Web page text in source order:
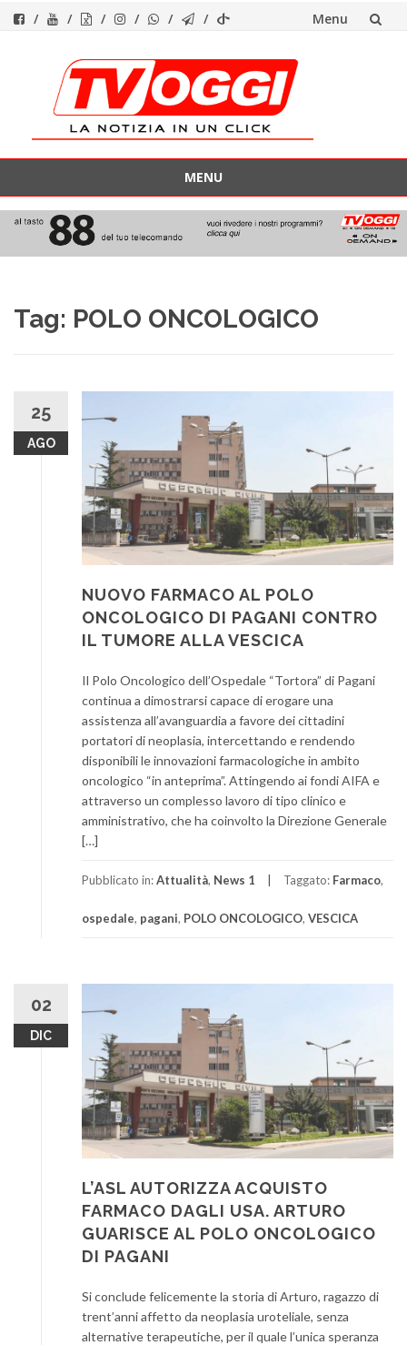
Menu
contenuto
MENU
contenuto
Tag: POLO ONCOLOGICO
25
AGO
NUOVO FARMACO AL POLO
ONCOLOGICO DI PAGANI CONTRO
IL TUMORE ALLA VESCICA
Il Polo Oncologico dell’Ospedale “Tortora” di Pagani
continua a dimostrarsi capace di erogare una
assistenza all’avanguardia a favore dei cittadini
portatori di neoplasia, intercettando e rendendo
disponibili le innovazioni farmacologiche in ambito
oncologico “in anteprima”. Attingendo ai fondi AIFA e
attraverso un complesso lavoro di tipo clinico e
amministrativo, che ha coinvolto la Direzione Generale
[…]
Pubblicato in:Attualità, News 1 Taggato: Farmaco,
ospedale, pagani, POLO ONCOLOGICO, VESCICA
02
DIC
L’ASL AUTORIZZA ACQUISTO
FARMACO DAGLI USA. ARTURO
GUARISCE AL POLO ONCOLOGICO
DI PAGANI
Si conclude felicemente la storia di Arturo, ragazzo di
trent’anni affetto da neoplasia uroteliale, senza
alternative terapeutiche, per il quale l’unica speranza